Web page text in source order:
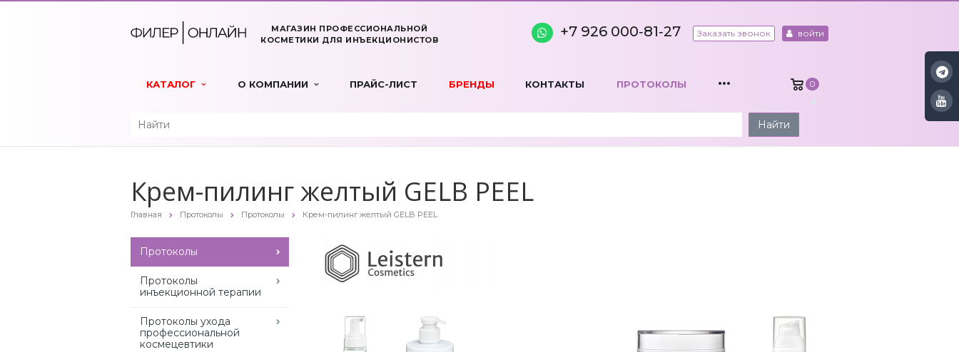
МАГАЗИН ПРОФЕССИОНАЛЬНОЙ
КОСМЕТИКИ ДЛЯ ИНЪЕКЦИОНИСТОВ
войти
Заказать звонок
+7 926 000‑81‑27
КАТАЛОГ О КОМПАНИИ ПРАЙС-ЛИСТ БРЕНДЫ КОНТАКТЫ ПРОТОКОЛЫ ... 0
Найти
Крем-пилинг желтый GELB PEEL
Главная Протоколы Протоколы Крем-пилинг желтый GELB PEEL
Протоколы
Протоколы
инъекционной терапии
Протоколы ухода
профессиональной
космецевтики